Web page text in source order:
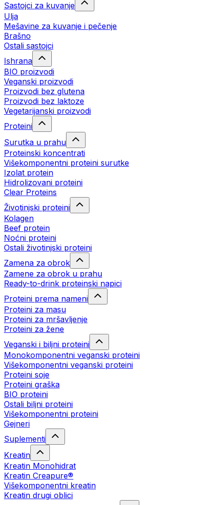
Sastojci za kuvanje
Ulja
Mešavine za kuvanje i pečenje
Brašno
Ostali sastojci
Ishrana
BIO proizvodi
Veganski proizvodi
Proizvodi bez glutena
Proizvodi bez laktoze
Vegetarijanski proizvodi
Proteini
Surutka u prahu
Proteinski koncentrati
Višekomponentni proteini surutke
Izolat protein
Hidrolizovani proteini
Clear Proteins
Životinjski proteini
Kolagen
Beef protein
Noćni proteini
Ostali životinjski proteini
Zamena za obrok
Zamene za obrok u prahu
Ready-to-drink proteinski napici
Proteini prema nameni
Proteini za masu
Proteini za mršavljenje
Proteini za žene
Veganski i biljni proteini
Monokomponentni veganski proteini
Višekomponentni veganski proteini
Proteini soje
Proteini graška
BIO proteini
Ostali biljni proteini
Višekomponentni proteini
Gejneri
Suplementi
Kreatin
Kreatin Monohidrat
Kreatin Creapure®
Višekomponentni kreatin
Kreatin drugi oblici